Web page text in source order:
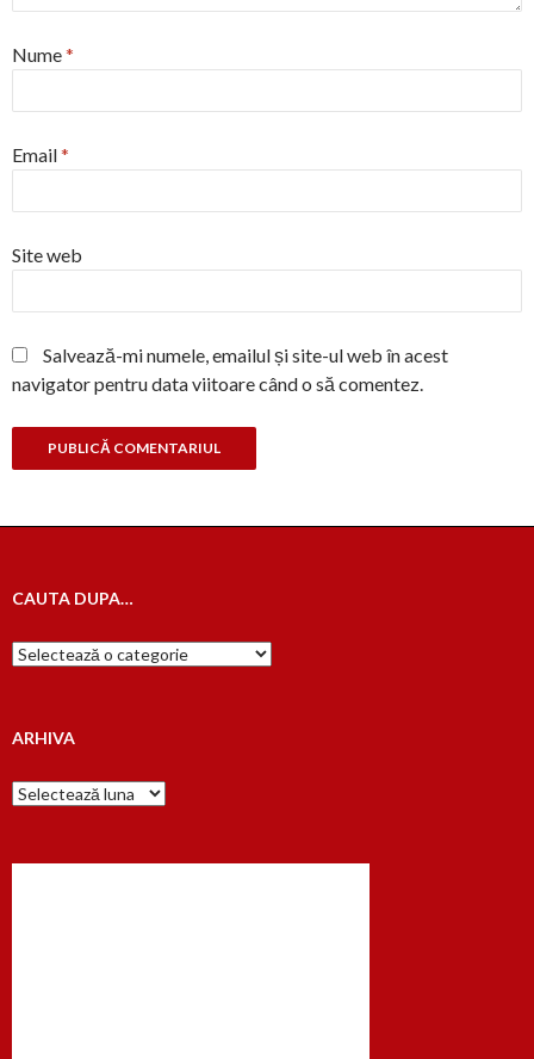
Nume*
Email*
Site web
Salvează-mi numele, emailul și site-ul web în acest
navigator pentru data viitoare când o să comentez.
CAUTA DUPA…
Cauta
dupa…
ARHIVA
Arhiva